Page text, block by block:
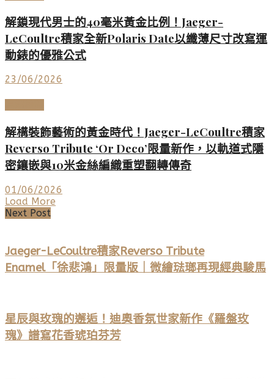
解鎖現代男士的40毫米黃金比例！Jaeger-
LeCoultre積家全新Polaris Date以纖薄尺寸改寫運
動錶的優雅公式
23/06/2026
解構裝飾藝術的黃金時代！Jaeger-LeCoultre積家
Reverso Tribute ‘Or Deco’限量新作，以軌道式隱
密鑲嵌與10米金絲編織重塑翻轉傳奇
01/06/2026
Load More
Next Post
Jaeger-LeCoultre積家Reverso Tribute
Enamel「徐悲鴻」限量版｜微繪琺瑯再現經典駿馬
星辰與玫瑰的邂逅！迪奧香氛世家新作《羅盤玫
瑰》譜寫花香琥珀芬芳